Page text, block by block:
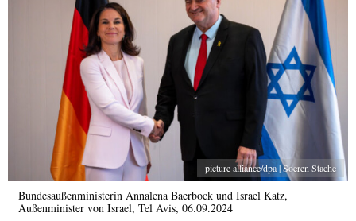
picture alliance/dpa | Soeren Stache
Bundesaußenministerin Annalena Baerbock und Israel Katz,
Außenminister von Israel, Tel Avis, 06.09.2024